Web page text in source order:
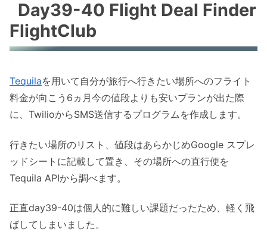
Day39-40 Flight Deal Finder
FlightClub
Tequilaを用いて自分が旅行へ行きたい場所へのフライト
料金が向こう6ヵ月今の値段よりも安いプランが出た際
に、TwilioからSMS送信するプログラムを作成します。
行きたい場所のリスト、値段はあらかじめGoogle スプレ
ッドシートに記載して置き、その場所への直行便を
Tequila APIから調べます。
正直day39-40は個人的に難しい課題だったため、軽く飛
ばしてしまいました。